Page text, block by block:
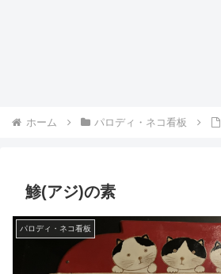
ホーム パロディ・ネコ看板
鯵(アジ)の素
パロディ・ネコ看板